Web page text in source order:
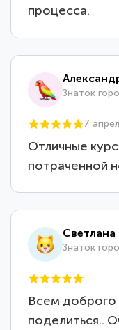
процесса.
Знаток
7
Отличные
потраченной
Светлана
Знаток
Всем доброго
поделиться..